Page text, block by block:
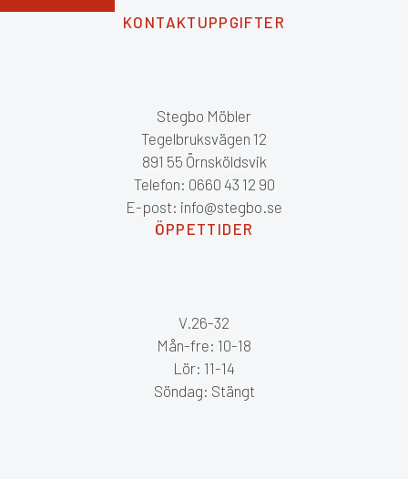
KONTAKTUPPGIFTER
Stegbo Möbler
Tegelbruksvägen 12
891 55 Örnsköldsvik
Telefon: 0660 43 12 90
E-post: info@stegbo.se
ÖPPETTIDER
V.26-32
Mån-fre: 10-18
Lör: 11-14
Söndag: Stängt